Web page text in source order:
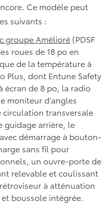
Ce modèle peut
suivants :
groupe Amélioré (PDSF
roues de 18 po en
de la température à
Plus, dont Entune Safety
écran de 8 po, la radio
moniteur d’angles
circulation transversale
guidage arrière, le
démarrage à bouton-
sans fil pour
un ouvre-porte de
relevable et coulissant
à atténuation
boussole intégrée.